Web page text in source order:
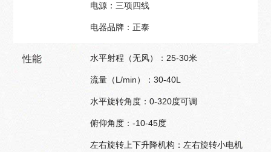
电源：三项四线
电器品牌：正泰
性能 水平射程（无风）：25-30米
流量（L/min）：30-40L
水平旋转角度：0-320度可调
俯仰角度：-10-45度
左右旋转上下升降机构：左右旋转小电机